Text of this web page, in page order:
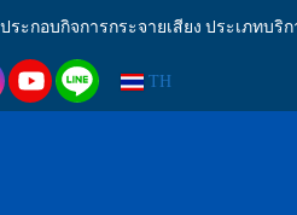
กอบกิจการกระจายเสียง ประเภทบ
TH